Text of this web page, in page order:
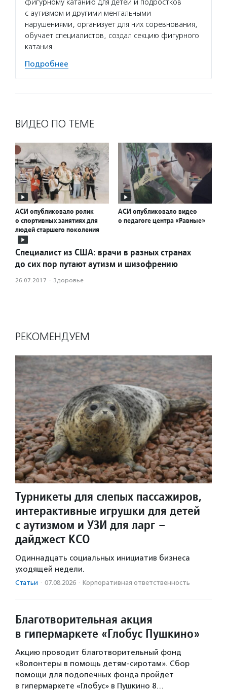
фигурному катанию для детей и подростков
с аутизмом и другими ментальными
нарушениями, организует для них соревнования,
обучает специалистов, создал секцию фигурного
катания…
Подробнее
ВИДЕО ПО ТЕМЕ
АСИ опубликовало ролик
о спортивных занятиях для
людей старшего поколения
АСИ опубликовало видео
о педагоге центра «Равные»
Специалист из США: врачи в разных странах
до сих пор путают аутизм и шизофрению
26.07.2017 · Здоровье
РЕКОМЕНДУЕМ
Турникеты для слепых пассажиров,
интерактивные игрушки для детей
с аутизмом и УЗИ для ларг –
дайджест КСО
Одиннадцать социальных инициатив бизнеса
уходящей недели.
Статьи · 07.08.2026 · Корпоративная ответственность
Благотворительная акция
в гипермаркете «Глобус Пушкино»
Акцию проводит благотворительный фонд
«Волонтеры в помощь детям-сиротам». Сбор
помощи для подопечных фонда пройдет
в гипермаркете «Глобус» в Пушкино 8…